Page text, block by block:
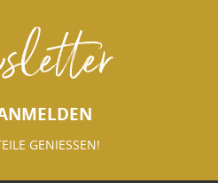
GENIESSEN!